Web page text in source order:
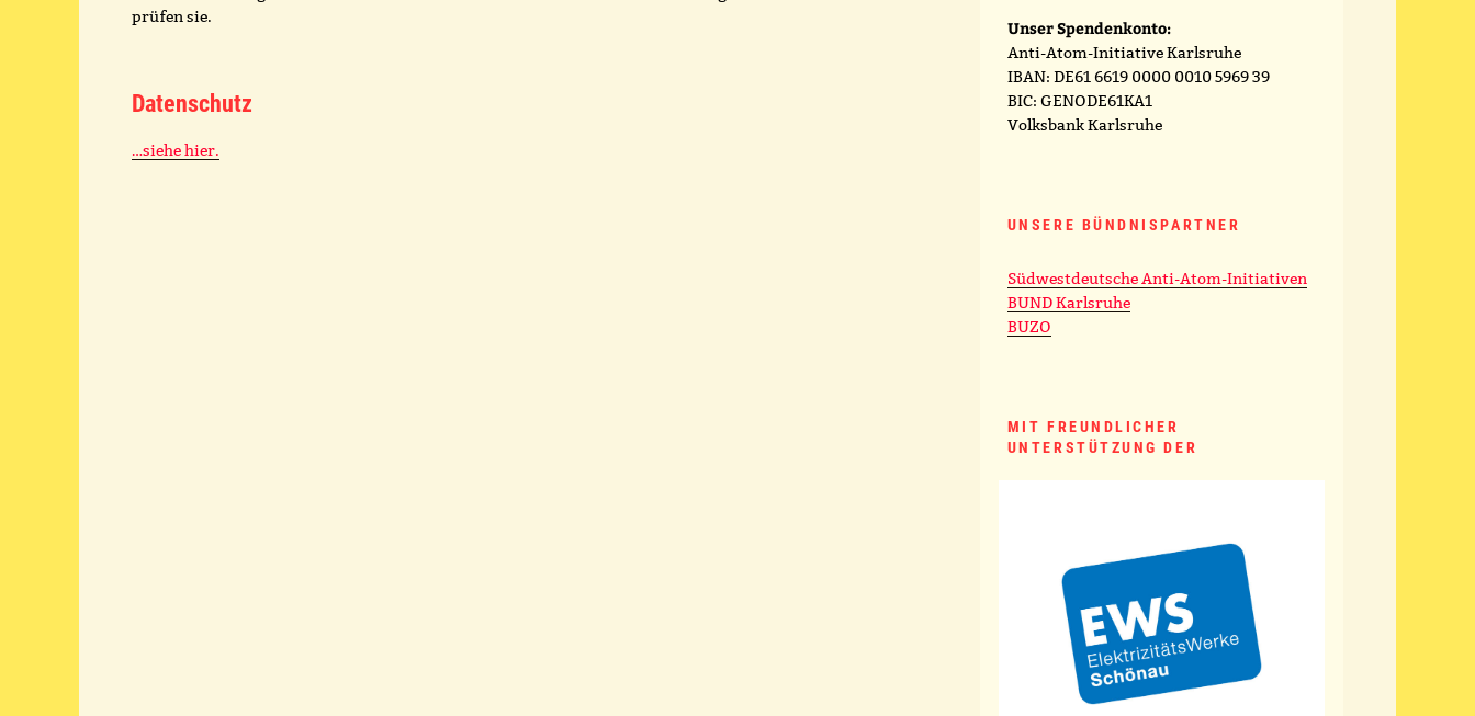
prüfen sie.
Datenschutz
…siehe hier.
Unser Spendenkonto:
Anti-Atom-Initiative Karlsruhe
IBAN: DE61 6619 0000 0010 5969 39
BIC: GENODE61KA1
Volksbank Karlsruhe
UNSERE BÜNDNISPARTNER
Südwestdeutsche Anti-Atom-Initiativen
BUND Karlsruhe
BUZO
MIT FREUNDLICHER
UNTERSTÜTZUNG DER